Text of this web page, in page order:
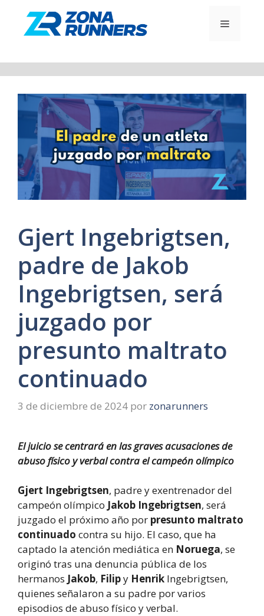
contenido
MENÚ
Gjert Ingebrigtsen,
padre de Jakob
Ingebrigtsen, será
juzgado por
presunto maltrato
continuado
3 de diciembre de 2024 por zonarunners
El juicio se centrará en las graves acusaciones de
abuso físico y verbal contra el campeón olímpico
Gjert Ingebrigtsen, padre y exentrenador del
campeón olímpico Jakob Ingebrigtsen, será
juzgado el próximo año por presunto maltrato
continuado contra su hijo. El caso, que ha
captado la atención mediática en Noruega, se
originó tras una denuncia pública de los
hermanos Jakob, Filipy Henrik Ingebrigtsen,
quienes señalaron a su padre por varios
episodios de abuso físico y verbal.